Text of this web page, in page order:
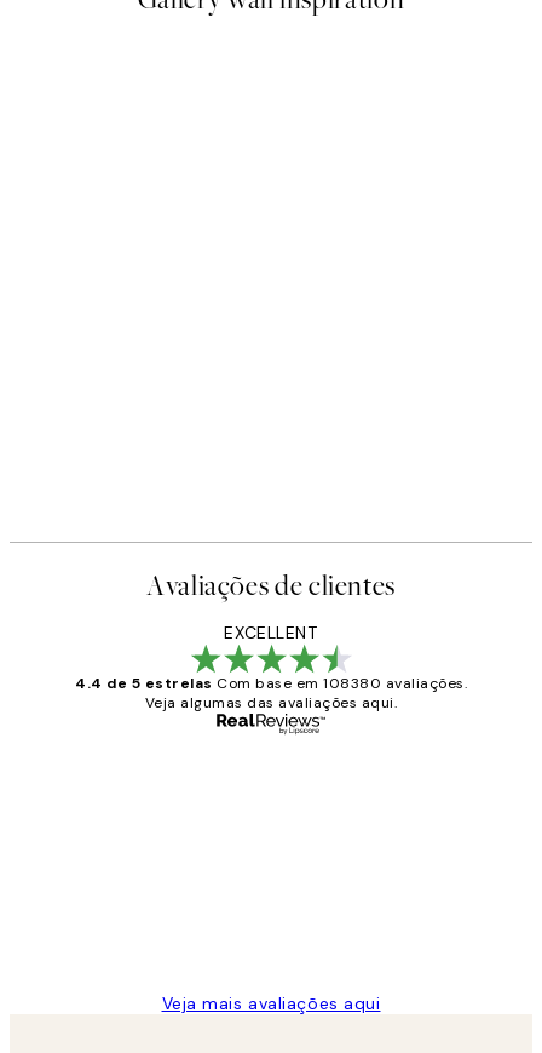
Avaliações de clientes
EXCELLENT
4.4 de 5 estrelas Com base em 108380 avaliações.
Veja algumas das avaliações aqui.
Veja mais avaliações aqui